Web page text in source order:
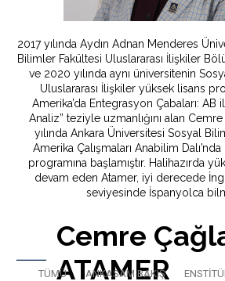
2017 yılında Aydın Adnan Menderes
Bilimler Fakültesi Uluslararası İlişkiler
ve 2020 yılında aynı üniversitenin
Uluslararası İlişkiler yüksek lisans
Amerika’da Entegrasyon Çabaları: AB
Analiz” teziyle uzmanlığını alan
yılında Ankara Üniversitesi Sosyal
Amerika Çalışmaları Anabilim
programına başlamıştır. Halihazırda
devam eden Atamer, iyi derecede
seviyesinde İspanyolca
Cemre
ATAMER
TÜMÜ ANKASAM BAKIŞ